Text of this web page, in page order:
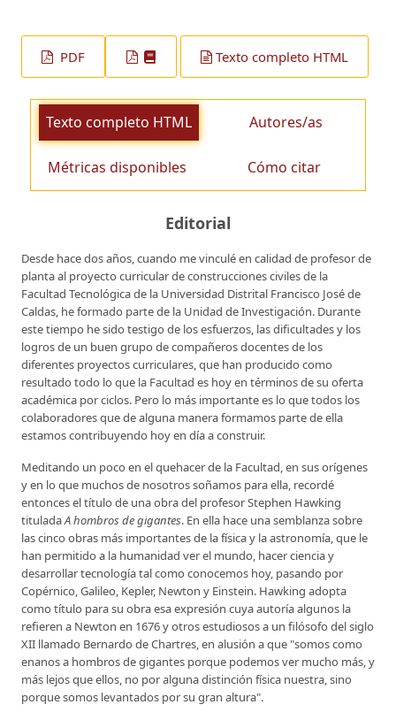
PDF Texto completo HTML
Texto completo HTML Autores/as
Métricas disponibles Cómo citar
Editorial
Desde hace dos años, cuando me vinculé en calidad de profesor de
planta al proyecto curricular de construcciones civiles de la
Facultad Tecnológica de la Universidad Distrital Francisco José de
Caldas, he formado parte de la Unidad de Investigación. Durante
este tiempo he sido testigo de los esfuerzos, las dificultades y los
logros de un buen grupo de compañeros docentes de los
diferentes proyectos curriculares, que han producido como
resultado todo lo que la Facultad es hoy en términos de su oferta
académica por ciclos. Pero lo más importante es lo que todos los
colaboradores que de alguna manera formamos parte de ella
estamos contribuyendo hoy en día a construir.
Meditando un poco en el quehacer de la Facultad, en sus orígenes
y en lo que muchos de nosotros soñamos para ella, recordé
entonces el título de una obra del profesor Stephen Hawking
tituladaA hombros de gigantes. En ella hace una semblanza sobre
las cinco obras más importantes de la física y la astronomía, que le
han permitido a la humanidad ver el mundo, hacer ciencia y
desarrollar tecnología tal como conocemos hoy, pasando por
Copérnico, Galileo, Kepler, Newton y Einstein. Hawking adopta
como título para su obra esa expresión cuya autoría algunos la
refieren a Newton en 1676 y otros estudiosos a un filósofo del siglo
XII llamado Bernardo de Chartres, en alusión a que "somos como
enanos a hombros de gigantes porque podemos ver mucho más, y
más lejos que ellos, no por alguna distinción física nuestra, sino
porque somos levantados por su gran altura".